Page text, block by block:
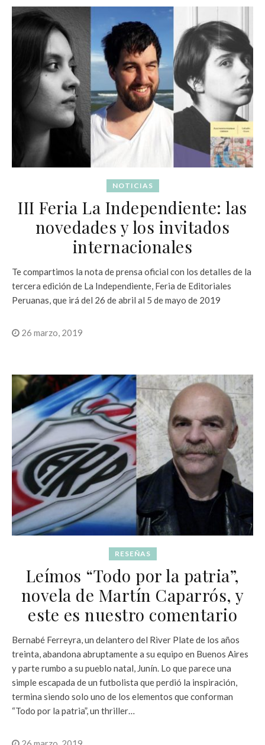
NOTICIAS
III Feria La Independiente: las
novedades y los invitados
internacionales
Te compartimos la nota de prensa oficial con los detalles de la
tercera edición de La Independiente, Feria de Editoriales
Peruanas, que irá del 26 de abril al 5 de mayo de 2019
26 marzo, 2019
RESEÑAS
Leímos “Todo por la patria”,
novela de Martín Caparrós, y
este es nuestro comentario
Bernabé Ferreyra, un delantero del River Plate de los años
treinta, abandona abruptamente a su equipo en Buenos Aires
y parte rumbo a su pueblo natal, Junín. Lo que parece una
simple escapada de un futbolista que perdió la inspiración,
termina siendo solo uno de los elementos que conforman
“Todo por la patria”, un thriller…